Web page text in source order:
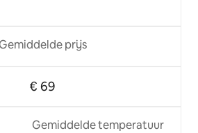
Gemiddelde prijs
€ 69
Gemiddelde temperatuur